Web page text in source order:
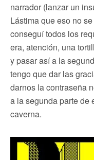
narrador (lanzar un
Lástima que eso no
conseguí todos los
era, atención, una
y pasar así a la
tengo que dar las
darnos la contraseña
a la segunda parte de
caverna.